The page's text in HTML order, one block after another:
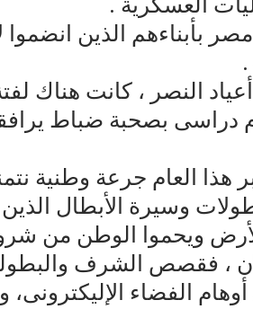
بأبناءهم الذين انضموا
النصر ، كانت هناك
دراسى بصحبة ضباط
هذا العام جرعة وطنية
وسيرة الأبطال
ويحموا الوطن من
، فقصص الشرف
الفضاء الإليكترونى،